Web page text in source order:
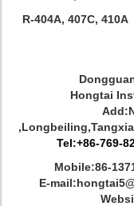
R-404A, 407C, 410A
Hongtai
Add:
Tel:+86-769-
Mobile:86-
E-